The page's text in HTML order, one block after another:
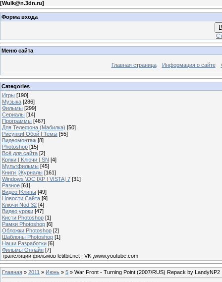
[Wulk@n.3dn.ru]
Форма входа
Меню сайта
Главная страница Информация о сайте
Categories
Игры [190]
Музыка [286]
Фильмы [299]
Сериалы [14]
Программы [467]
Для Телефона (Мабилка) [50]
Рисунки| Обой | Темы [55]
Видеомонтаж [8]
Photoshop [15]
Всё для сайта [2]
Кряки | Kлючи | SN [4]
Мультфильмы [45]
Книги |Журналы [161]
Windows \OC |XP | VISTA| 7 [31]
Разное [61]
Видео |Клипы [49]
Новости Сайта [9]
Ключи Nod 32 [4]
Видео уроки [47]
Кисти Photoshop [1]
Рамки Photoshop [6]
Обложки Photoshop [2]
Шаблоны Photoshop [1]
Наши Разработки [6]
Фильмы Онлайн [7]
трансляции фильмов letitbit.net , VK ,www.youtube.com
Главная » 2011 » Июнь » 5 » War Front - Turning Point (2007/RUS) Repack by LandyNP2